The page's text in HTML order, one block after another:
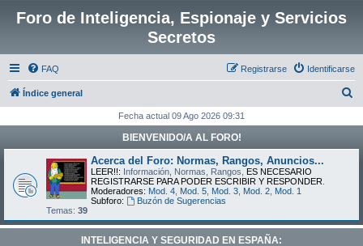
Foro de Inteligencia, Espionaje y Servicios
Secretos
FAQ Identificarse
Registrarse
Índice general
c
Fecha actual 09 Ago 2026 09:31
BIENVENIDO/A AL FORO!
Acerca del Foro: Normas, Rangos, Anuncios...
LEER!!: Información, Normas, Rangos, ES NECESARIO
REGISTRARSE PARA PODER ESCRIBIR Y RESPONDER
Moderadores: Mod. 4 Mod. 5 Mod. 3 Mod. 2 Mod. 1
Subforo:
Buzón de Sugerencias
Temas: 39
INTELIGENCIA Y SEGURIDAD EN ESPAÑA: